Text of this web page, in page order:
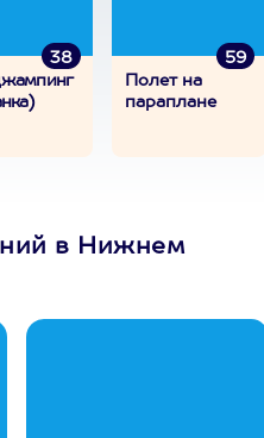
38
59
Полет на
параплане
в Нижнем